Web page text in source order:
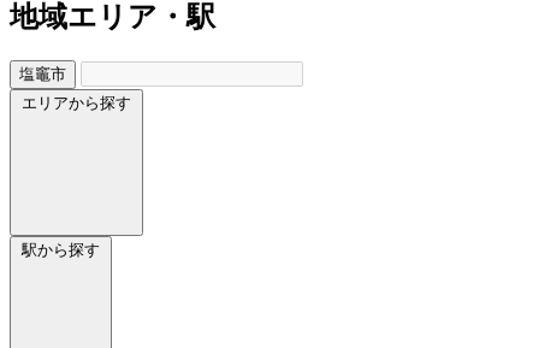
地域エリア・駅
塩竈市
エリアから探す
駅から探す